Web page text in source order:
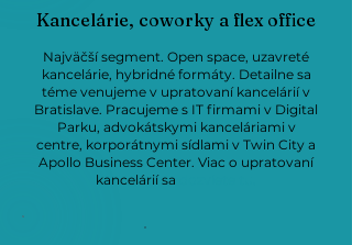
Kancelárie, coworky a flex office
Najväčší segment. Open space, uzavreté
kancelárie, hybridné formáty. Detailne sa
téme venujeme v upratovaní kancelárií v
Bratislave. Pracujeme s IT firmami v Digital
Parku, advokátskymi kanceláriami v
centre, korporátnymi sídlami v Twin City a
Apollo Business Center. Viac o upratovaní
kancelárií sa